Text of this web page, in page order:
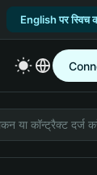
English पर स्विच